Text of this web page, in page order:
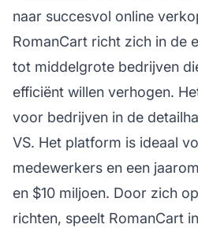
naar succesvol online
RomanCart richt zich in de
tot middelgrote bedrijven
efficiënt willen verhogen.
voor bedrijven in de
VS. Het platform is ideaal
medewerkers en een
en $10 miljoen. Door zich
richten, speelt RomanCart